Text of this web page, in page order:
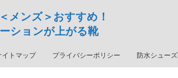
メンズ＞おすすめ！
ションが上がる靴
イトマップ プライバシーポリシー 防水シュー